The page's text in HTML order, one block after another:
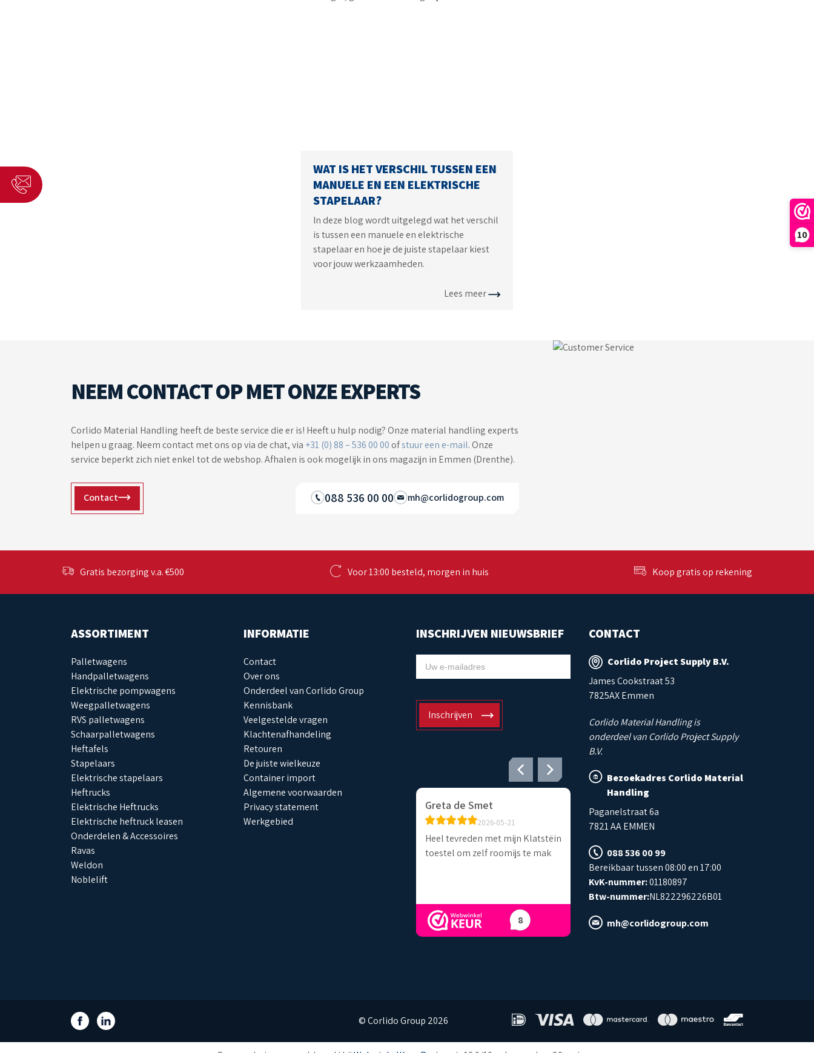
10
WAT IS HET VERSCHIL TUSSEN EEN
MANUELE EN EEN ELEKTRISCHE
STAPELAAR?
In deze blog wordt uitgelegd wat het verschil
is tussen een manuele en elektrische
stapelaar en hoe je de juiste stapelaar kiest
voor jouw werkzaamheden.
Lees meer
NEEM CONTACT OP MET ONZE EXPERTS
Corlido Material Handling heeft de beste service die er is! Heeft u hulp nodig? Onze material handling experts
helpen u graag. Neem contact met ons op via de chat, via +31 (0) 88 – 536 00 00 ofstuur een e-mail. Onze
service beperkt zich niet enkel tot de webshop. Afhalen is ook mogelijk in ons magazijn in Emmen (Drenthe).
Contact 088 536 00 00 mh@corlidogroup.com
Gratis bezorging v.a. €500 Voor 13:00 besteld, morgen in huis Koop gratis op rekening
ASSORTIMENT
Palletwagens
Handpalletwagens
Elektrische pompwagens
Weegpalletwagens
RVS palletwagens
Schaarpalletwagens
Heftafels
Stapelaars
Elektrische stapelaars
Heftrucks
Elektrische Heftrucks
Elektrische heftruck leasen
Onderdelen & Accessoires
Ravas
Weldon
Noblelift
INFORMATIE
Contact
Over ons
Onderdeel van Corlido Group
Kennisbank
Veelgestelde vragen
Klachtenafhandeling
Retouren
De juiste wielkeuze
Container import
Algemene voorwaarden
Privacy statement
Werkgebied
INSCHRIJVEN NIEUWSBRIEF
NIEUWSBRIEF
Inschrijven
Sander
Top webshop, mijn bestellingen
Gijsbertus Gerritsen Greta de Smet
2026-05-21
Heel tevreden met mijn Klatstëin
toestel om zelf roomijs te mak
2026-05-04
een maat grote
8
CONTACT
Corlido Project Supply B.V.
James Cookstraat 53
7825AX Emmen
Corlido Material Handling is
onderdeel van Corlido Project Supply
B.V.
Bezoekadres Corlido Material
Handling
Paganelstraat 6a
7821 AA EMMEN
088 536 00 99
Bereikbaar tussen 08:00 en 17:00
KvK-nummer:01180897
Btw-nummer:NL822296226B01
mh@corlidogroup.com
© Corlido Group 2026